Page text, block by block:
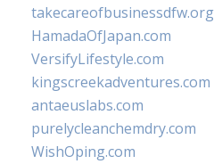
takecareofbusinessdfw.org
HamadaOfJapan.com
VersifyLifestyle.com
kingscreekadventures.com
antaeuslabs.com
purelycleanchemdry.com
WishOping.com